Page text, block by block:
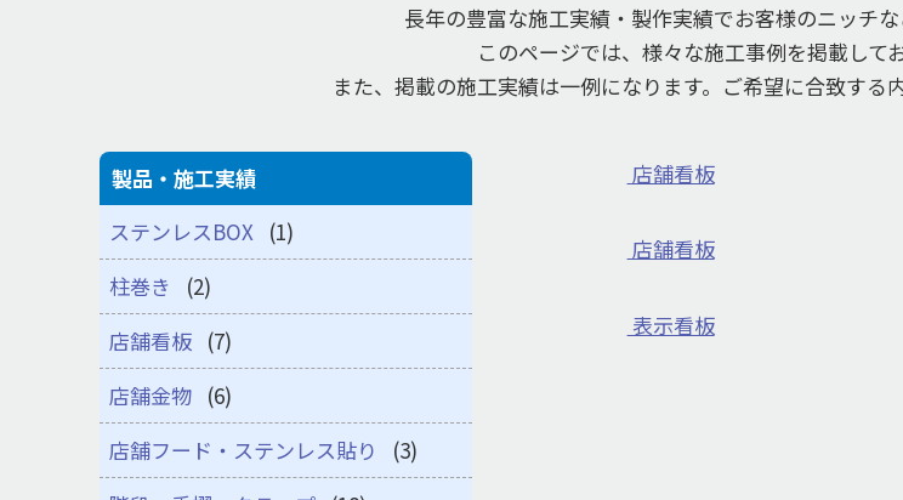
長年の豊富な施工実績・製作実績でお客様のニッチ
このページでは、様々な施工事例を掲載して
また、掲載の施工実績は一例になります。ご希望に合致する
製品・施工実績
ステンレスBOX (1)
柱巻き
(2)
店舗看板 (7)
店舗金物 (6)
店舗フード・ステンレス貼り
(3)
店舗看板
店舗看板
表示看板